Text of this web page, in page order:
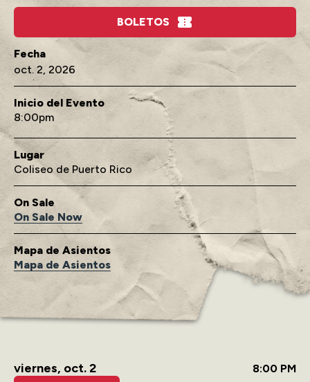
BOLETOS
oct. 2 , 2026
Inicio del Evento
8:00
Lugar
Coliseo de Puerto Rico
On Sale
On Sale Now
Mapa de Asientos
Mapa de Asientos
viernes, oct.2
8:00 PM